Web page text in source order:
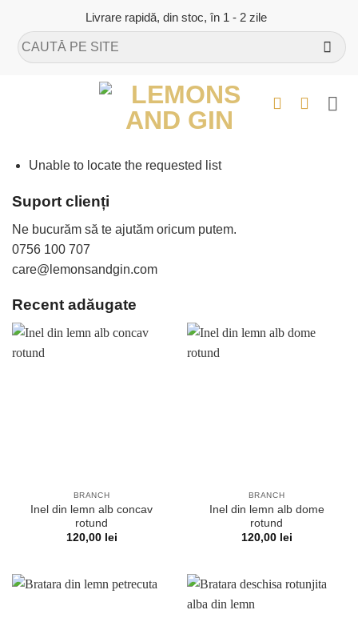
content
Livrare rapidă, din stoc, în 1 - 2 zile
Caută
după:
Unable to locate the requested list
Suport clienți
Ne bucurăm să te ajutăm oricum putem.
0756 100 707
care@lemonsandgin.com
Recent adăugate
BRANCH
Inel din lemn alb concav
rotund
120,00 lei
BRANCH
Inel din lemn alb dome
rotund
120,00 lei